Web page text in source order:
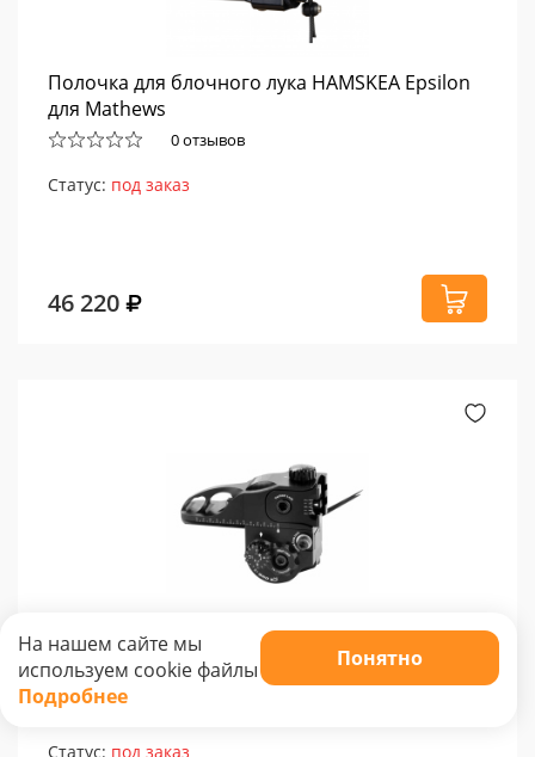
Полочка для блочного лука HAMSKEA Epsilon
для Mathews
0 отзывов
Статус: под заказ
46 220
Полочка для блочного лука Mathews Ultrarest
Tri
Статус: под заказ
На нашем сайте мы
используем cookie файлы
Подробнее
Понятно